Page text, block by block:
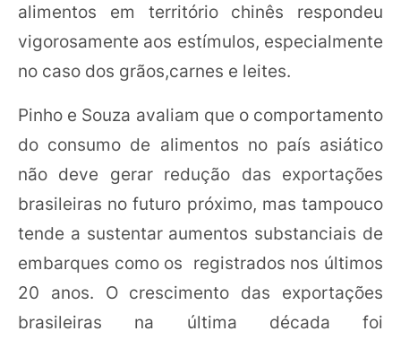
alimentos em território chinês respondeu
vigorosamente aos estímulos, especialmente
no caso dos grãos,carnes e leites.
Pinho e Souza avaliam que o comportamento
do consumo de alimentos no país asiático
não deve gerar redução das exportações
brasileiras no futuro próximo, mas tampouco
tende a sustentar aumentos substanciais de
embarques como os registrados nos últimos
20 anos. O crescimento das exportações
brasileiras na última década foi